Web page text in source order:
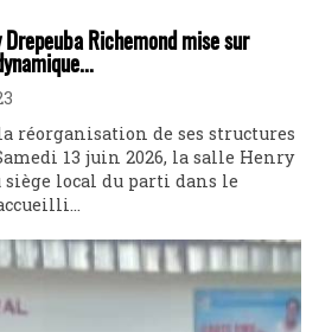
Drepeuba Richemond mise sur
réorganisation de ses structures
13 juin 2026, la salle Henry
siège local du parti dans le